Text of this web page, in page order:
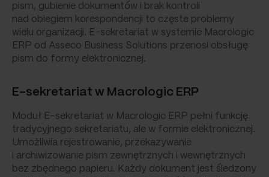
pism, gubienie dokumentów i brak kontroli
nad obiegiem korespondencji to częste problemy
wielu organizacji. E-sekretariat w systemie Macrologic
ERP od Asseco Business Solutions przenosi obsługę
pism do formy elektronicznej.
E-sekretariat w Macrologic ERP
Moduł E-sekretariat w Macrologic ERP pełni funkcję
tradycyjnego sekretariatu, ale w formie elektronicznej.
Umożliwia rejestrowanie, przekazywanie
i archiwizowanie pism zewnętrznych i wewnętrznych
bez zbędnego papieru. Każdy dokument jest śledzony